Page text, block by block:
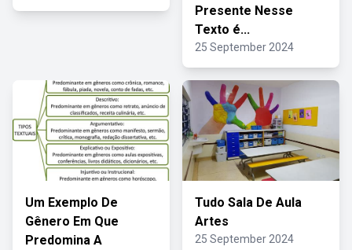
Presente Nesse
Texto é...
25 September 2024
Um Exemplo De
Gênero Em Que
Predomina A
Tudo Sala De Aula
Artes
25 September 2024